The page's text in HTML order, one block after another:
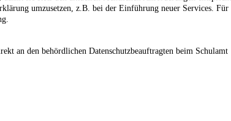
umzusetzen, z.B. bei der Einführung neuer Services. Für
an den behördlichen Datenschutzbeauftragten beim Schulamt